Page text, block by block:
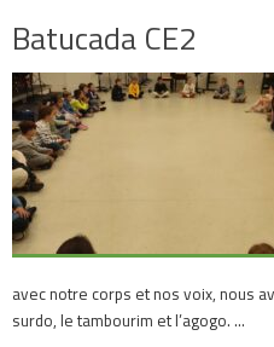
Batucada CE2
avec notre corps et nos voix, nous
surdo, le tambourim et l’agogo. …